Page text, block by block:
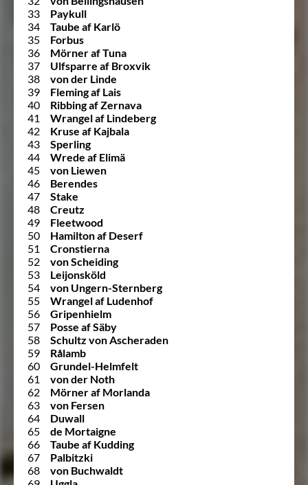
33
Paykull
34
Taube af Karlö
35
Forbus
36
Mörner af Tuna
37
Ulfsparre af Broxvik
38
von der Linde
39
Fleming af Lais
40
Ribbing af Zernava
41
Wrangel af Lindeberg
42
Kruse af Kajbala
43
Sperling
44
Wrede af Elimä
45
von Liewen
46
Berendes
47
Stake
48
Creutz
49
Fleetwood
50
Hamilton af Deserf
51
Cronstierna
52
von Scheiding
53
Leijonsköld
54
von Ungern-Sternberg
55
Wrangel af Ludenhof
56
Gripenhielm
57
Posse af Säby
58
Schultz von Ascheraden
59
Rålamb
60
Grundel-Helmfelt
61
von der Noth
62
Mörner af Morlanda
63
von Fersen
64
Duwall
65
de Mortaigne
66
Taube af Kudding
67
Palbitzki
68
von Buchwaldt